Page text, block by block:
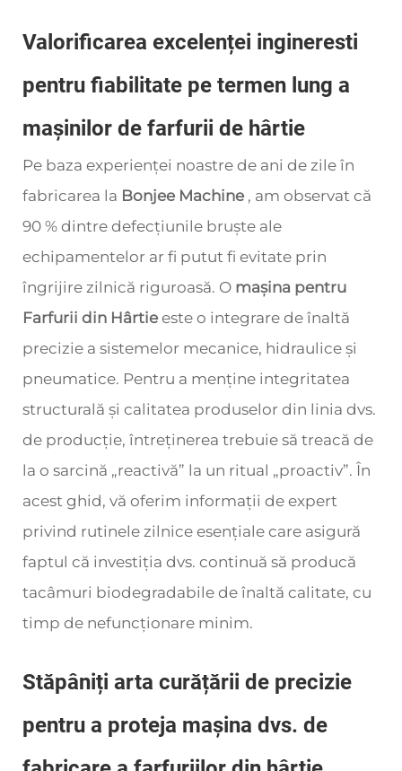
Valorificarea excelenței ingineresti
pentru fiabilitate pe termen lung a
mașinilor de farfurii de hârtie
Pe baza experienței noastre de ani de zile în
fabricarea la Bonjee Machine , am observat că
90 % dintre defecțiunile bruște ale
echipamentelor ar fi putut fi evitate prin
îngrijire zilnică riguroasă. O mașina pentru
Farfurii din Hârtie este o integrare de înaltă
precizie a sistemelor mecanice, hidraulice și
pneumatice. Pentru a menține integritatea
structurală și calitatea produselor din linia dvs.
de producție, întreținerea trebuie să treacă de
la o sarcină „reactivă” la un ritual „proactiv”. În
acest ghid, vă oferim informații de expert
privind rutinele zilnice esențiale care asigură
faptul că investiția dvs. continuă să producă
tacâmuri biodegradabile de înaltă calitate, cu
timp de nefuncționare minim.
Stăpâniți arta curățării de precizie
pentru a proteja mașina dvs. de